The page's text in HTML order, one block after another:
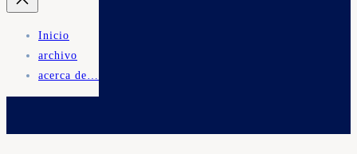
Inicio
archivo
acerca de…